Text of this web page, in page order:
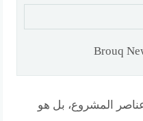
المشروع، بل هو